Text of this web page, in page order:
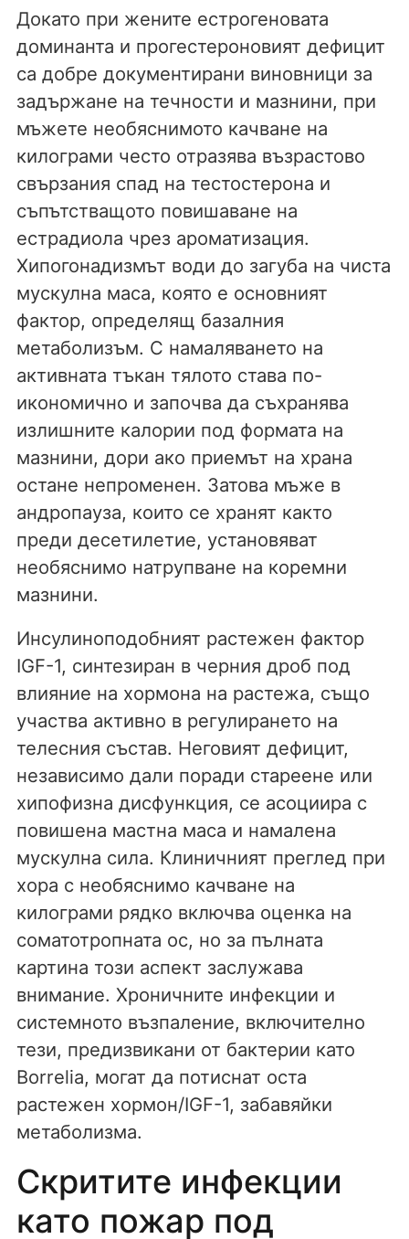
Докато при жените естрогеновата
доминанта и прогестероновият дефицит
са добре документирани виновници за
задържане на течности и мазнини, при
мъжете необяснимото качване на
килограми често отразява възрастово
свързания спад на тестостерона и
съпътстващото повишаване на
естрадиола чрез ароматизация.
Хипогонадизмът води до загуба на чиста
мускулна маса, която е основният
фактор, определящ базалния
метаболизъм. С намаляването на
активната тъкан тялото става по-
икономично и започва да съхранява
излишните калории под формата на
мазнини, дори ако приемът на храна
остане непроменен. Затова мъже в
андропауза, които се хранят както
преди десетилетие, установяват
необяснимо натрупване на коремни
мазнини.
Инсулиноподобният растежен фактор
IGF-1, синтезиран в черния дроб под
влияние на хормона на растежа, също
участва активно в регулирането на
телесния състав. Неговият дефицит,
независимо дали поради стареене или
хипофизна дисфункция, се асоциира с
повишена мастна маса и намалена
мускулна сила. Клиничният преглед при
хора с необяснимо качване на
килограми рядко включва оценка на
соматотропната ос, но за пълната
картина този аспект заслужава
внимание. Хроничните инфекции и
системното възпаление, включително
тези, предизвикани от бактерии като
Borrelia, могат да потиснат оста
растежен хормон/IGF-1, забавяйки
метаболизма.
Скритите инфекции
като пожар под